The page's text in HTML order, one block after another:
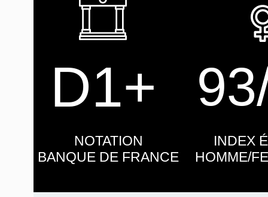
NOTATION
BANQUE DE FRANCE
INDEX
HOMME/
D1+